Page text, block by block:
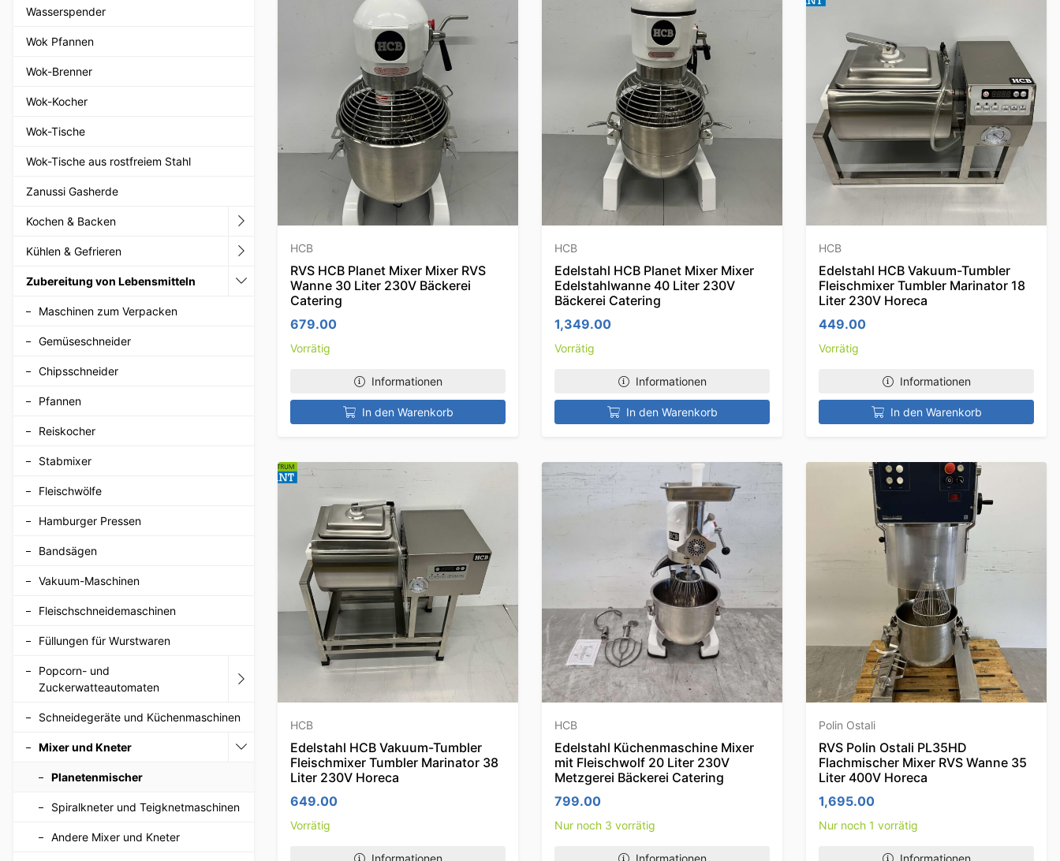
Wasserspender
Wok Pfannen
Wok-Brenner
Wok-Kocher
Wok-Tische
Wok-Tische aus rostfreiem Stahl
Zanussi Gasherde
Kochen & Backen
Kühlen & Gefrieren
Zubereitung von Lebensmitteln
Maschinen zum Verpacken
Gemüseschneider
Chipsschneider
Pfannen
Reiskocher
Stabmixer
Fleischwölfe
Hamburger Pressen
Bandsägen
Vakuum-Maschinen
Fleischschneidemaschinen
Füllungen für Wurstwaren
Popcorn- und
Zuckerwatteautomaten
Schneidegeräte und Küchenmaschinen
Mixer und Kneter
Planetenmischer
Spiralkneter und Teigknetmaschinen
Andere Mixer und Kneter
HCB
RVS HCB Planet Mixer Mixer RVS
Wanne 30 Liter 230V Bäckerei
Catering
679.00
Vorrätig
Informationen
In den Warenkorb
HCB
Edelstahl HCB Planet Mixer Mixer
Edelstahlwanne 40 Liter 230V
Bäckerei Catering
1,349.00
Vorrätig
Informationen
In den Warenkorb
HCB
Edelstahl HCB Vakuum-Tumbler
Fleischmixer Tumbler Marinator 18
Liter 230V Horeca
449.00
Vorrätig
Informationen
In den Warenkorb
HCB
Edelstahl HCB Vakuum-Tumbler
Fleischmixer Tumbler Marinator 38
Liter 230V Horeca
649.00
Vorrätig
Informationen
HCB
Edelstahl Küchenmaschine Mixer
mit Fleischwolf 20 Liter 230V
Metzgerei Bäckerei Catering
799.00
Nur noch 3 vorrätig
Informationen
Polin Ostali
RVS Polin Ostali PL35HD
Flachmischer Mixer RVS Wanne 35
Liter 400V Horeca
1,695.00
Nur noch 1 vorrätig
Informationen